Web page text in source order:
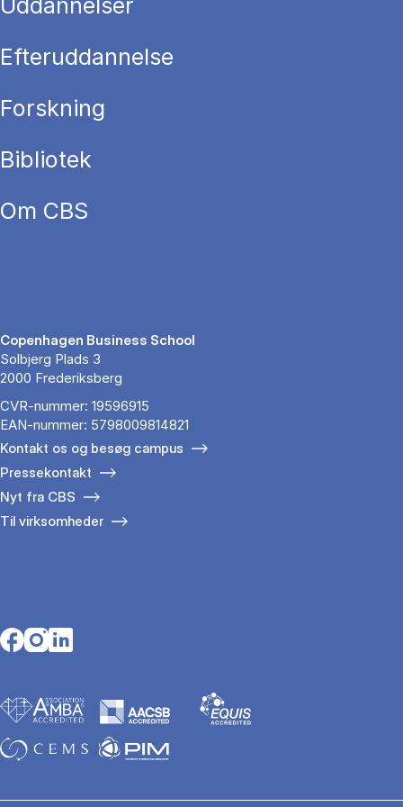
Uddannelser
Efteruddannelse
Forskning
Bibliotek
Om CBS
Copenhagen Business School
Solbjerg Plads 3
2000 Frederiksberg
CVR-nummer: 19596915
EAN-nummer: 5798009814821
Kontakt os og besøg campus
Pressekontakt
Nyt fra CBS
Til virksomheder
Opens in a new tab
Opens in a new tab
Opens in a new tab